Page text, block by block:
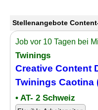
Stellenangebote
Job vor 10 Tagen bei
Twinings
Creative Content
Twinings Caotina
• AT- 2 Schweiz